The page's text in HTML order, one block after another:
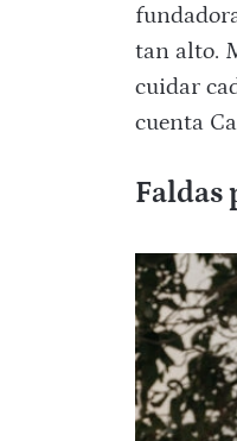
tan alto.
cuidar
cuenta
Faldas